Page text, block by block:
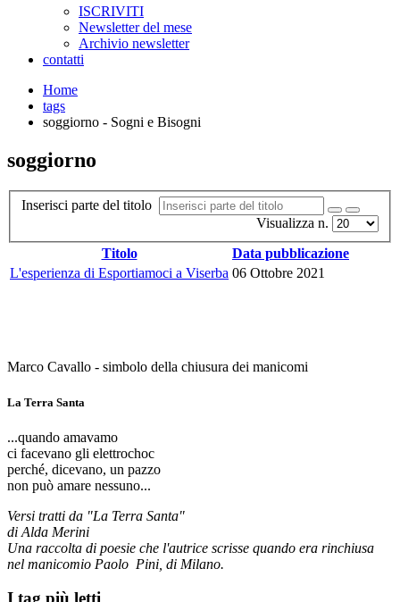
ISCRIVITI
Newsletter del mese
Archivio newsletter
contatti
Home
tags
soggiorno - Sogni e Bisogni
soggiorno
Inserisci parte del titolo
Visualizza n.
Titolo
Data pubblicazione
L'esperienza di Esportiamoci a Viserba 06 Ottobre 2021
Marco Cavallo - simbolo della chiusura dei manicomi
La Terra Santa
...quando amavamo
ci facevano gli elettrochoc
perché, dicevano, un pazzo
non può amare nessuno...
Versi tratti da "La Terra Santa"
di Alda Merini
Una raccolta di poesie che l'autrice scrisse quando era rinchiusa
nel manicomio Paolo Pini, di Milano.